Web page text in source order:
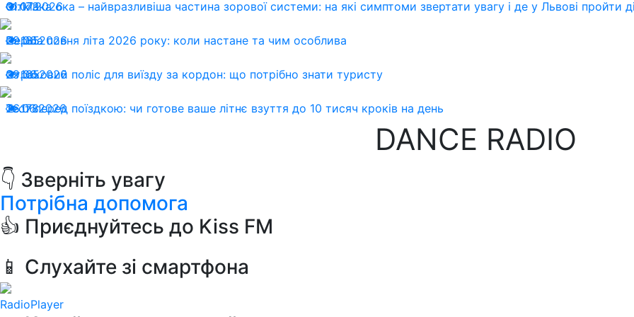
01.07.2026
173
Сітківка ока – найвразливіша частина зорової системи: на які симптоми звертати увагу і де у Львові пройти
29.06.2026
185
Перша повня літа 2026 року: коли настане та чим особлива
29.06.2026
165
Страховий поліс для виїзду за кордон: що потрібно знати туристу
26.06.2026
178
Тест перед поїздкою: чи готове ваше літнє взуття до 10 тисяч кроків на день
DANCE RADIO
👇 Зверніть увагу
Потрібна допомога
👍 Приєднуйтесь до Kiss FM
📱 Слухайте зі смартфона
RadioPlayer